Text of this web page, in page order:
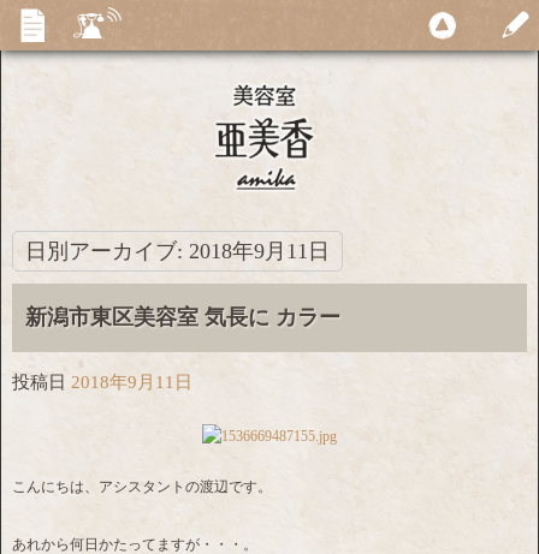
日別アーカイブ: 2018年9月11日
新潟市東区美容室 気長に カラー
投稿日 2018年9月11日
こんにちは、アシスタントの渡辺です。
あれから何日かたってますが・・・。